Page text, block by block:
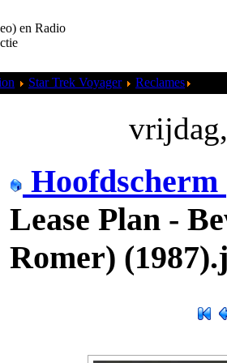
en Radio
Star Trek Voyager Reclames
Hoofdscherm
Lease Plan -
Romer)